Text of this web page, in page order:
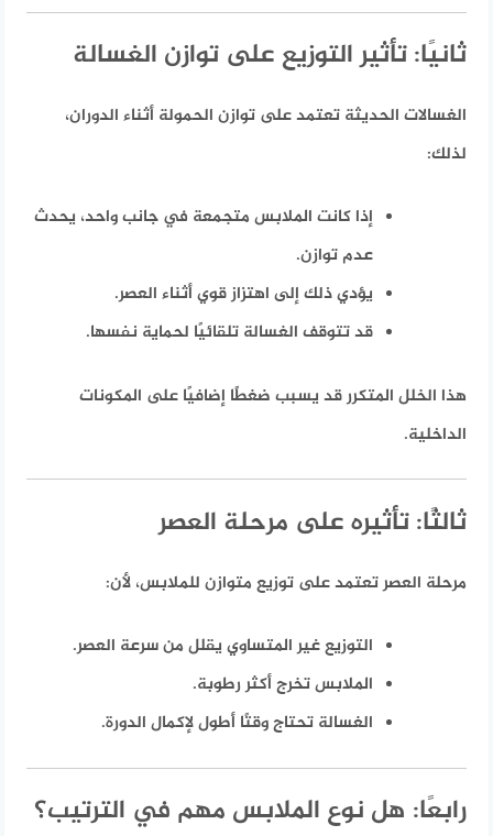
ثانيًا: تأثير التوزيع على توازن الغسالة
الغسالات الحديثة تعتمد على توازن الحمولة أثناء الدوران،
لذلك:
إذا كانت الملابس متجمعة في جانب واحد، يحدث
عدم توازن.
يؤدي ذلك إلى اهتزاز قوي أثناء العصر.
قد تتوقف الغسالة تلقائيًا لحماية نفسها.
هذا الخلل المتكرر قد يسبب ضغطًا إضافيًا على المكونات
الداخلية.
ثالثًا: تأثيره على مرحلة العصر
مرحلة العصر تعتمد على توزيع متوازن للملابس، لأن:
التوزيع غير المتساوي يقلل من سرعة العصر.
الملابس تخرج أكثر رطوبة.
الغسالة تحتاج وقتًا أطول لإكمال الدورة.
رابعًا: هل نوع الملابس مهم في الترتيب؟